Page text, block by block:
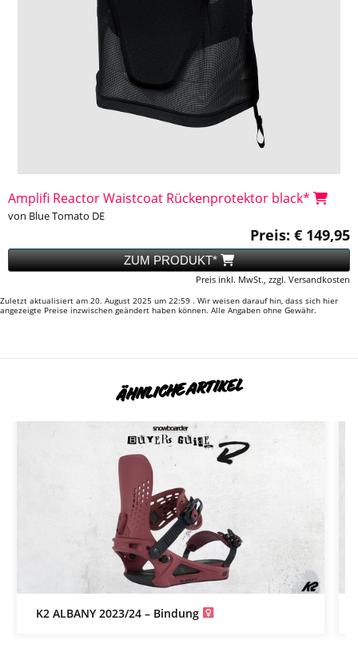
Amplifi Reactor Waistcoat Rückenprotektor black*
von Blue Tomato DE
Preis: € 149,95
ZUM PRODUKT*
Preis inkl. MwSt., zzgl. Versandkosten
Zuletzt aktualisiert am 20. August 2025 um 22:59 . Wir weisen darauf hin, dass sich hier
angezeigte Preise inzwischen geändert haben können. Alle Angaben ohne Gewähr.
ÄHNLICHE ARTIKEL
K2 ALBANY 2023/24 – Bindung